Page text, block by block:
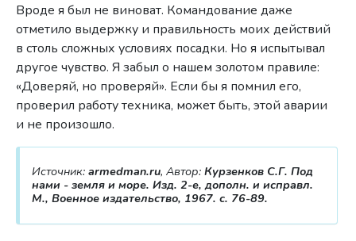
Вроде я был не виноват. Командование даже
отметило выдержку и правильность моих действий
в столь сложных условиях посадки. Но я испытывал
другое чувство. Я забыл о нашем золотом правиле:
«Доверяй, но проверяй». Если бы я помнил его,
проверил работу техника, может быть, этой аварии
и не произошло.
Источник: armedman.ru, Автор: Курзенков С.Г. Под
нами - земля и море. Изд. 2-е, дополн. и исправл.
М., Военное издательство, 1967. с. 76-89.